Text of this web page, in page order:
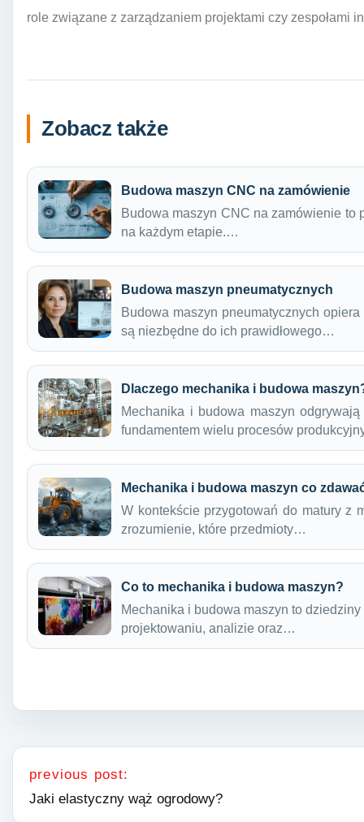
role związane z zarządzaniem projektami czy zespołami
Zobacz także
Budowa maszyn CNC na zamówienie
Budowa maszyn CNC na zamówienie to
na każdym etapie.…
Budowa maszyn pneumatycznych
Budowa maszyn pneumatycznych
są niezbędne do ich prawidłowego…
Dlaczego mechanika i budowa
Mechanika i budowa maszyn
fundamentem wielu procesów
Mechanika i budowa maszyn co
W kontekście przygotowań do matury z
zrozumienie, które przedmioty…
Co to mechanika i budowa maszyn?
Mechanika i budowa maszyn to
projektowaniu, analizie oraz…
Nawigacja wpisu
previous post:
Jaki elastyczny wąż ogrodowy?